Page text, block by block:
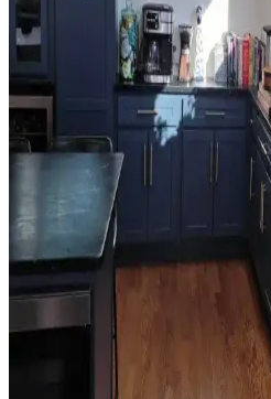
Ev satışında valance kullanımı,
mekana renk ve doku katar. Ancak
karmaşa yaratabilir ve ışık alımını
Orta 2000'ler Sarı Tonları:
Renk Seçimi ve Uyum
Orta 2000'ler sarı tonları, doğru
sıcaklık katabilir. Ancak uyumsuz
sıradan bir görünüm ortaya
unsurlarıyla dengelenmeli.
Salon Duvar
Estetik Dengenin Sağlanması
Salon duvarlarında rafların simetrik
mobilya düzeni mekânın estetik ve
Doğru duvar rengi ve sanat